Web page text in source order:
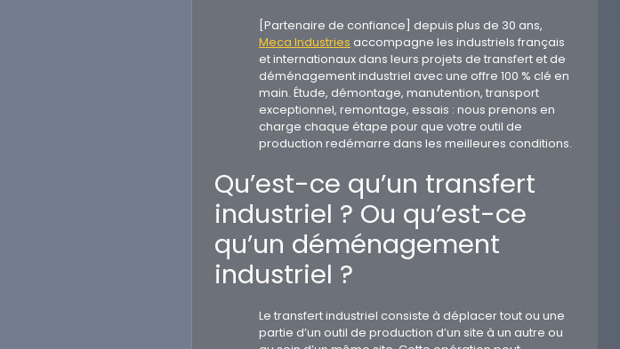
[Partenaire de confiance] depuis plus de 30 ans,
Meca Industries accompagne les industriels français
et internationaux dans leurs projets de transfert et de
déménagement industriel avec une offre 100 % clé en
main. Étude, démontage, manutention, transport
exceptionnel, remontage, essais : nous prenons en
charge chaque étape pour que votre outil de
production redémarre dans les meilleures conditions.
Qu’est-ce qu’un transfert
industriel ? Ou qu’est-ce
qu’un déménagement
industriel ?
Le transfert industriel consiste à déplacer tout ou une
partie d’un outil de production d’un site à un autre ou